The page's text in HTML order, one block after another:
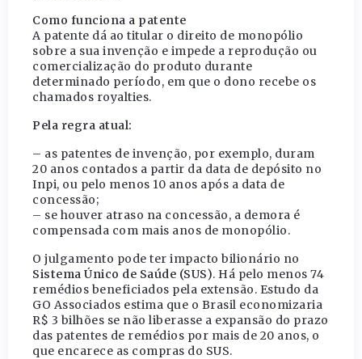
Como funciona a patente
A patente dá ao titular o direito de monopólio
sobre a sua invenção e impede a reprodução ou
comercialização do produto durante
determinado período, em que o dono recebe os
chamados royalties.
Pela regra atual:
– as patentes de invenção, por exemplo, duram
20 anos contados a partir da data de depósito no
Inpi, ou pelo menos 10 anos após a data de
concessão;
– se houver atraso na concessão, a demora é
compensada com mais anos de monopólio.
O julgamento pode ter impacto bilionário no
Sistema Único de Saúde (SUS). Há pelo menos 74
remédios beneficiados pela extensão. Estudo da
GO Associados estima que o Brasil economizaria
R$ 3 bilhões se não liberasse a expansão do prazo
das patentes de remédios por mais de 20 anos, o
que encarece as compras do SUS.